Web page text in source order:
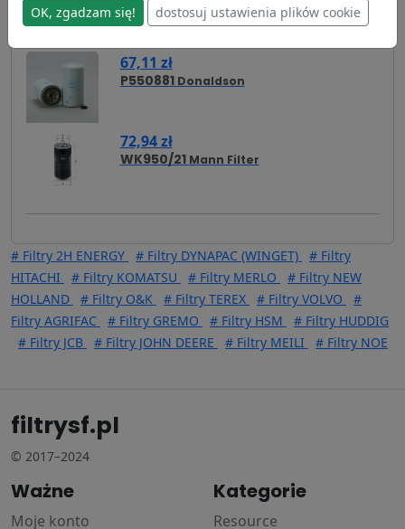
67,11 zł
P550881 Donaldson
72,94 zł
WK950/21 Mann Filter
# Filtry 2H ENERGY # Filtry DYNAPAC (WINGET)
# Filtry
HITACHI
# Filtry KOMATSU # Filtry MERLO
# Filtry NEW
HOLLAND
# Filtry O&K # Filtry TEREX # Filtry VOLVO
#
Filtry AGRIFAC
# Filtry GREMO # Filtry HSM
# Filtry HUDDIG
# Filtry JCB
# Filtry JOHN DEERE # Filtry MEILI # Filtry NOE
filtrysf.pl
© 2017–2024
Ważne
Moje konto
Kategorie
Resource
OK, zgadzam się! dostosuj ustawienia plików cookie